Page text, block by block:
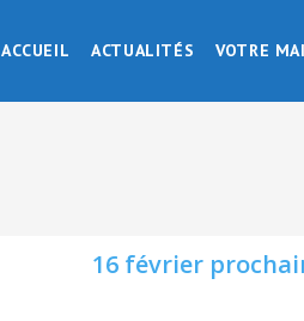
ACCUEIL ACTUALITÉS VOTRE
16 février